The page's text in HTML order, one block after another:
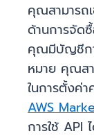
คุณสามารถ
ด้านการจัด
คุณมีบัญชีกา
หมาย คุณสา
ในการตั้งค่า
AWS
การใช้ API